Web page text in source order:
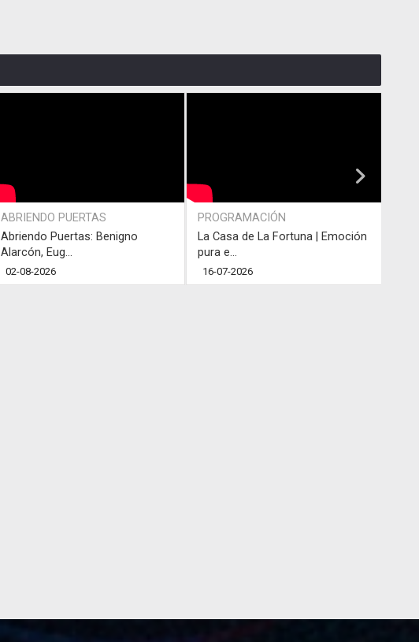
ABRIENDO PUERTAS
Abriendo Puertas: Benigno
Alarcón, Eug...
02-08-2026
PROGRAMACIÓN
La Casa de La Fortuna | Emoción
pura e...
16-07-2026